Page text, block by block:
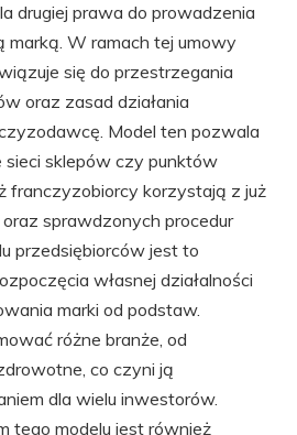
drugiej prawa do prowadzenia
marką. W ramach tej umowy
się do przestrzegania
oraz zasad działania
Model ten pozwala
sklepów czy punktów
franczyzobiorcy korzystają z już
sprawdzonych procedur
przedsiębiorców jest to
własnej działalności
marki od podstaw.
różne branże, od
co czyni ją
dla wielu inwestorów.
tego modelu jest również